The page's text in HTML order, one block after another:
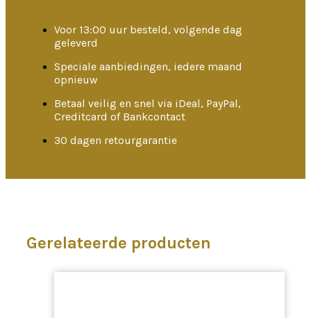
Voor 13:00 uur besteld, volgende dag
geleverd
Speciale aanbiedingen, iedere maand
opnieuw
Betaal veilig en snel via iDeal, PayPal,
Creditcard of Bankcontact
30 dagen retourgarantie
Gerelateerde producten